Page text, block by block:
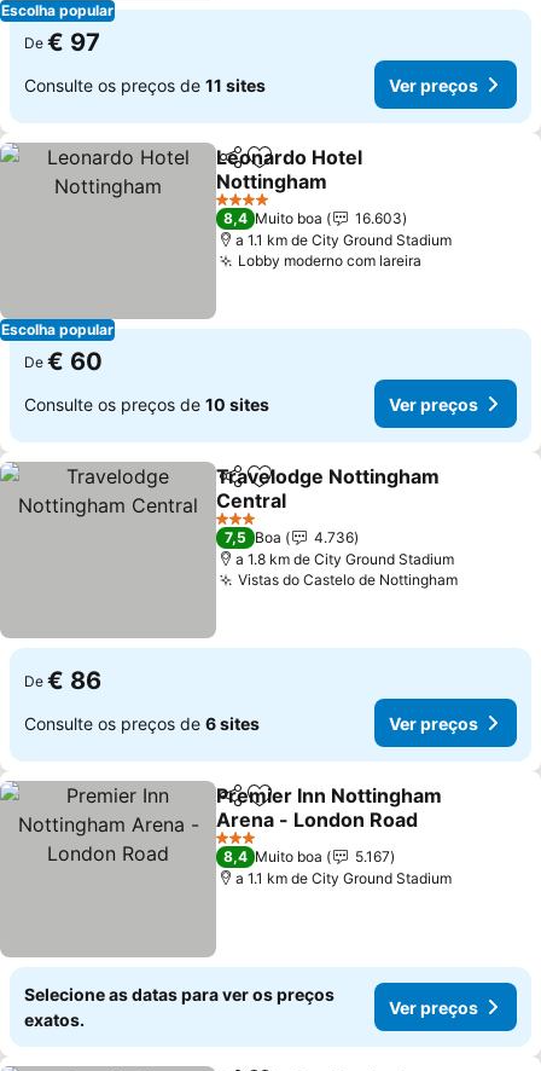
Escolha popular
De € 97
Consulte os preços de 11 sites Ver preços
Escolha popular
PartilharAdicionar aos favoritos
Leonardo Hotel
Nottingham
4 Estrelas
8,4 Muito boa
16.603
a 1.1 km de City Ground Stadium
Lobby moderno com lareira
De € 60
Consulte os preços de 10 sites Ver preços
PartilharAdicionar aos favoritos
Travelodge Nottingham
Central
3 Estrelas
7,5 Boa
4.736
a 1.8 km de City Ground Stadium
Vistas do Castelo de Nottingham
De € 86
Consulte os preços de 6 sites Ver preços
PartilharAdicionar aos favoritos
Premier Inn Nottingham
Arena - London Road
3 Estrelas
8,4 Muito boa
5.167
a 1.1 km de City Ground Stadium
Selecione as datas para ver os preços
exatos.
Ver preços